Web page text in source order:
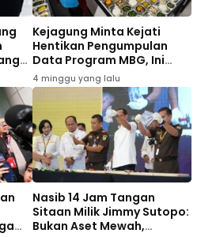
Kejagung Minta Kejati
Hentikan Pengumpulan
Data Program MBG, Ini
Alasannya
4 minggu yang lalu
Nasib 14 Jam Tangan
Sitaan Milik Jimmy Sutopo:
Bukan Aset Mewah,